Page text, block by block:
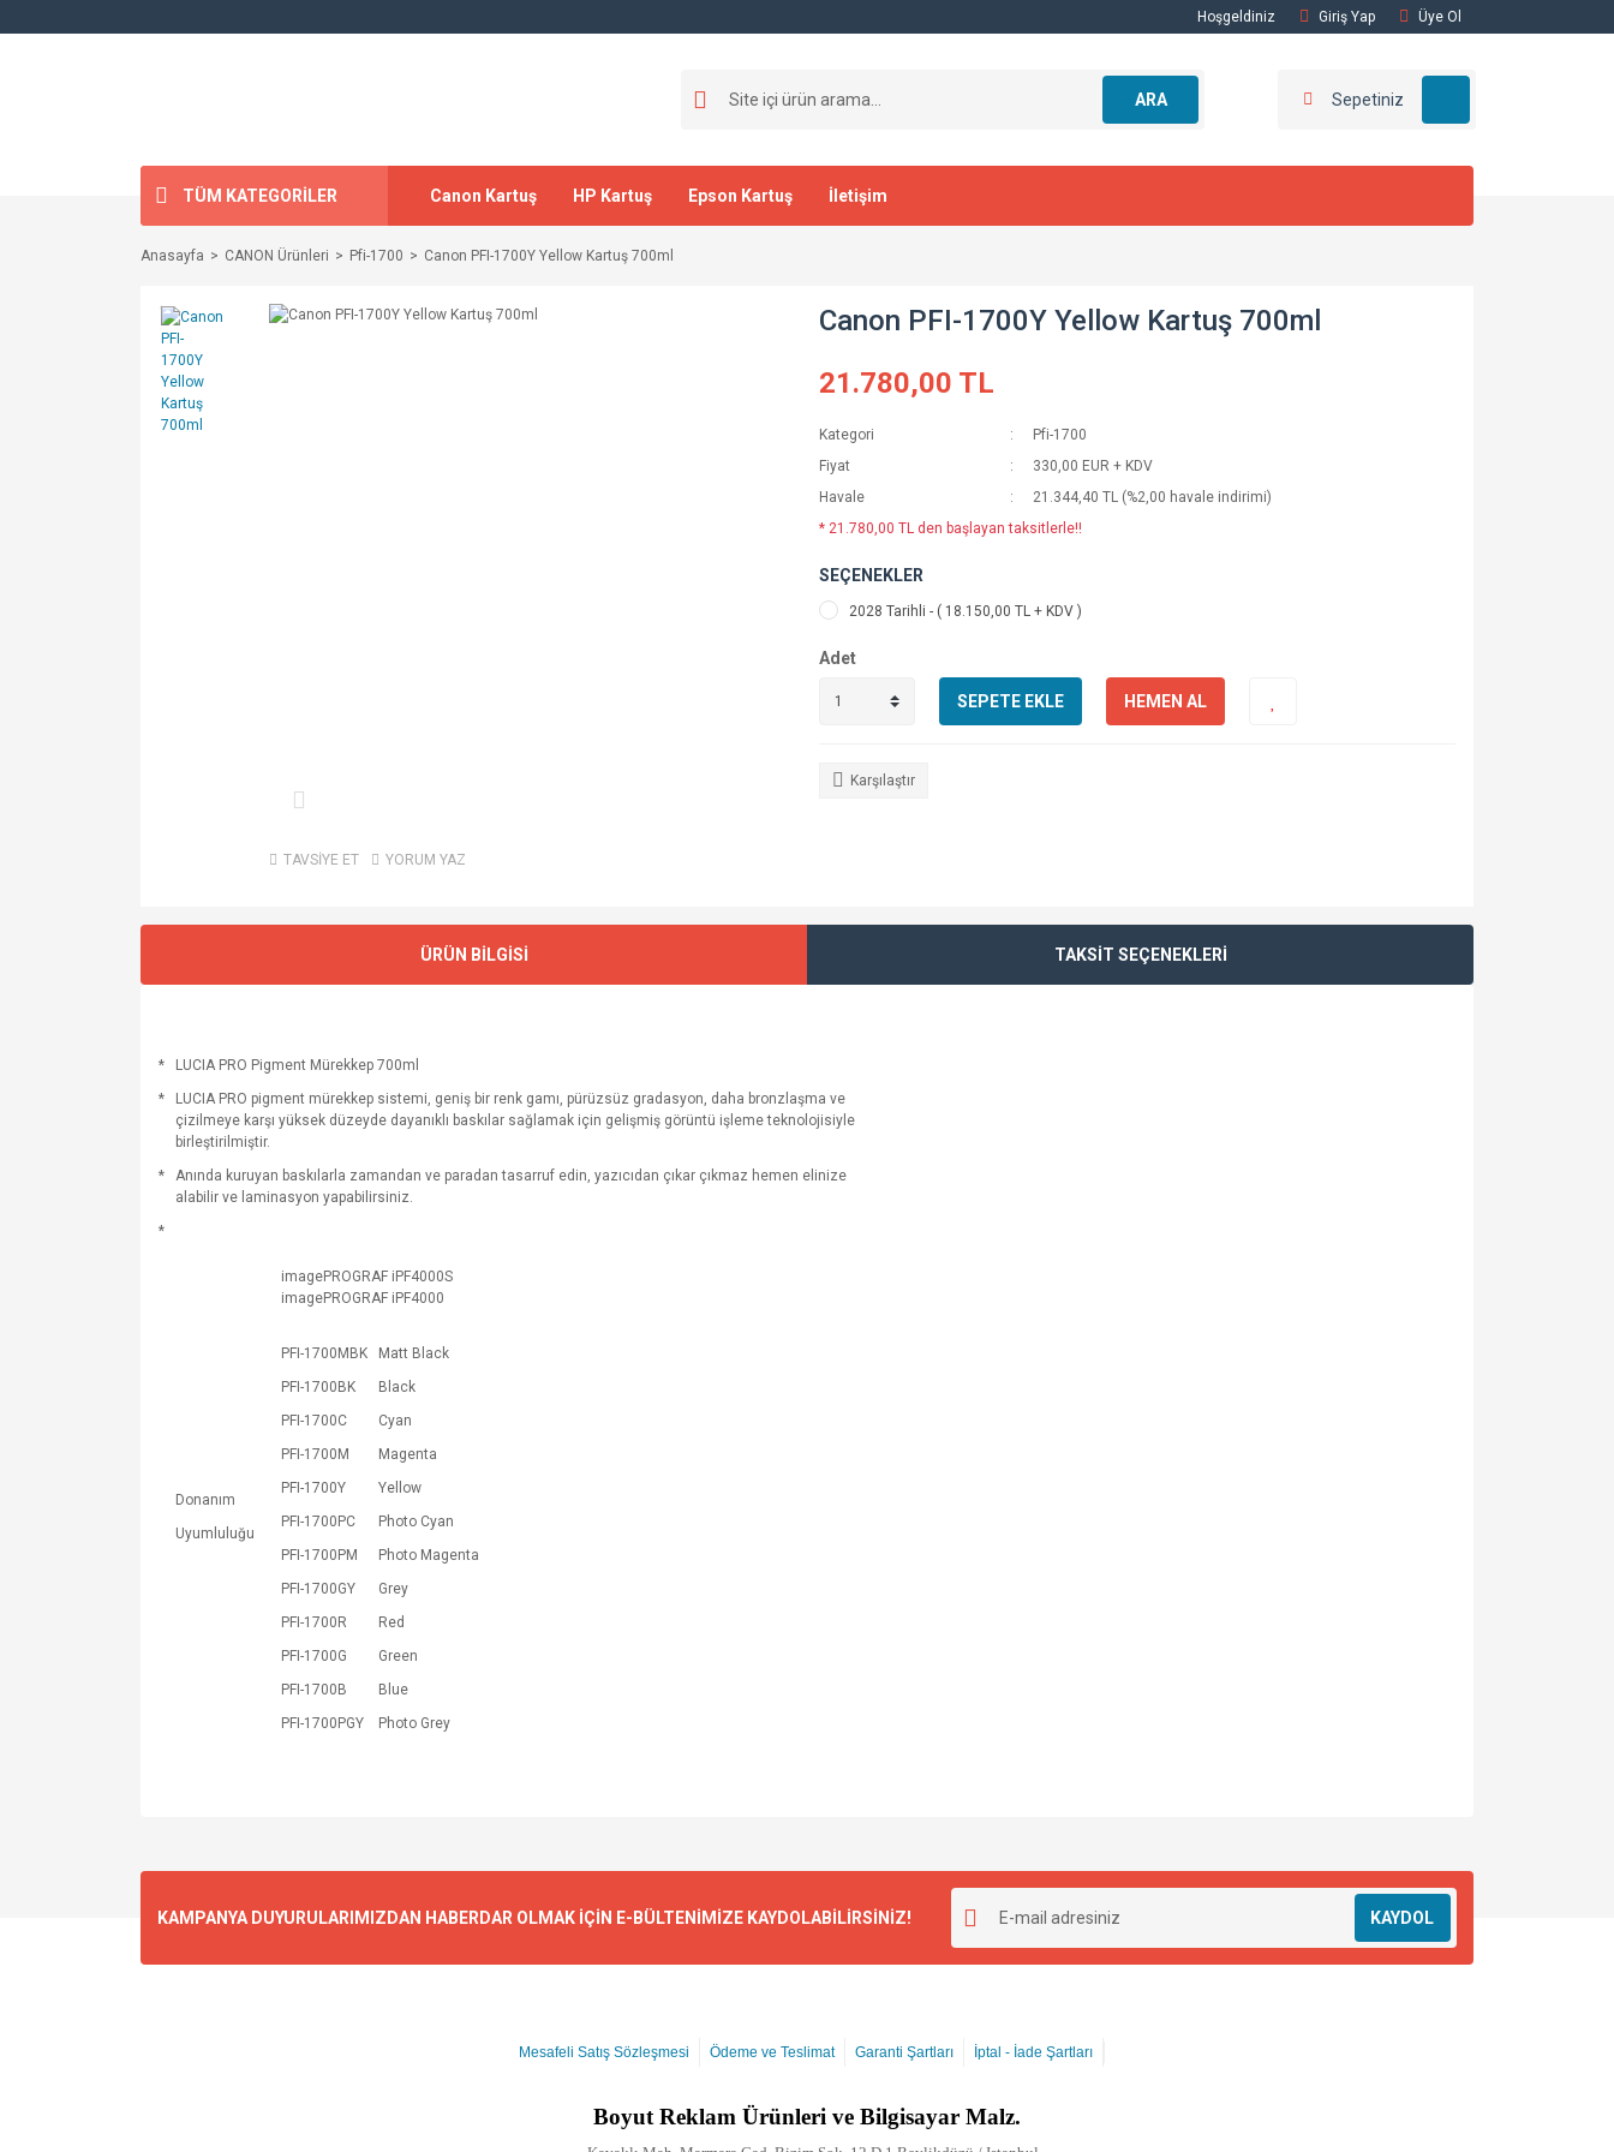
Hoşgeldiniz Giriş Yap Üye Ol
ARA Sepetiniz
TÜM KATEGORİLER Canon Kartuş HP Kartuş Epson Kartuş İletişim
Anasayfa CANON Ürünleri Pfi-1700 Canon PFI-1700Y Yellow Kartuş 700ml
TAVSİYE ET YORUM YAZ
Canon PFI-1700Y Yellow Kartuş 700ml
21.780,00 TL
Kategori
Pfi-1700
Fiyat
330,00 EUR + KDV
Havale
21.344,40 TL (%2,00 havale indirimi)
* 21.780,00 TL den başlayan taksitlerle!!
SEÇENEKLER
2028 Tarihli - ( 18.150,00 TL + KDV )
Adet
SEPETE EKLE HEMEN AL
Karşılaştır
ÜRÜN BİLGİSİ TAKSİT SEÇENEKLERİ
*
LUCIA PRO Pigment Mürekkep 700ml
*
LUCIA PRO pigment mürekkep sistemi, geniş bir renk gamı, pürüzsüz gradasyon, daha bronzlaşma ve
çizilmeye karşı yüksek düzeyde dayanıklı baskılar sağlamak için gelişmiş görüntü işleme teknolojisiyle
birleştirilmiştir.
*
Anında kuruyan baskılarla zamandan ve paradan tasarruf edin, yazıcıdan çıkar çıkmaz hemen elinize
alabilir ve laminasyon yapabilirsiniz.
*
Donanım
Uyumluluğu
imagePROGRAF iPF4000S
imagePROGRAF iPF4000
PFI-1700MBK
Matt Black
PFI-1700BK
Black
PFI-1700C
Cyan
PFI-1700M
Magenta
PFI-1700Y
Yellow
PFI-1700PC
Photo Cyan
PFI-1700PM
Photo Magenta
PFI-1700GY
Grey
PFI-1700R
Red
PFI-1700G
Green
PFI-1700B
Blue
PFI-1700PGY
Photo Grey
KAMPANYA DUYURULARIMIZDAN HABERDAR OLMAK İÇİN E-BÜLTENİMİZE KAYDOLABİLİRSİNİZ! KAYDOL
Mesafeli Satış Sözleşmesi Ödeme ve Teslimat Garanti Şartları İptal - İade Şartları
Boyut Reklam Ürünleri ve Bilgisayar Malz.